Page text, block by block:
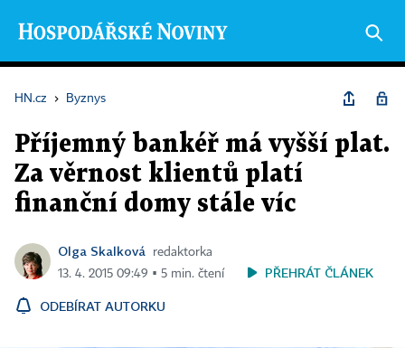
HN.cz › Byznys
Příjemný bankéř má vyšší plat.
Za věrnost klientů platí
finanční domy stále víc
Olga Skalková
redaktorka
13. 4. 2015 09:49 ▪ 5 min. čtení
PŘEHRÁT ČLÁNEK
ODEBÍRAT AUTORKU